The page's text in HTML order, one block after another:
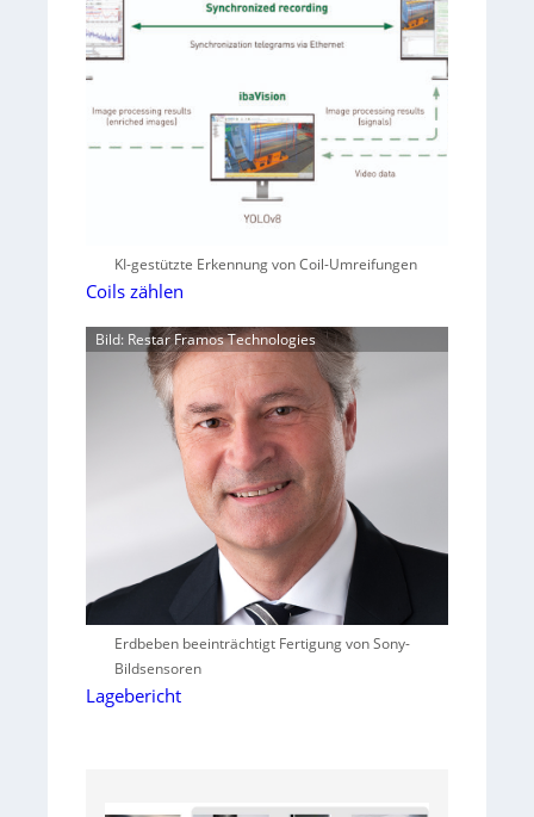
KI-gestützte Erkennung von Coil-Umreifungen
Coils zählen
Bild: Restar Framos Technologies
Erdbeben beeinträchtigt Fertigung von Sony-
Bildsensoren
Lagebericht